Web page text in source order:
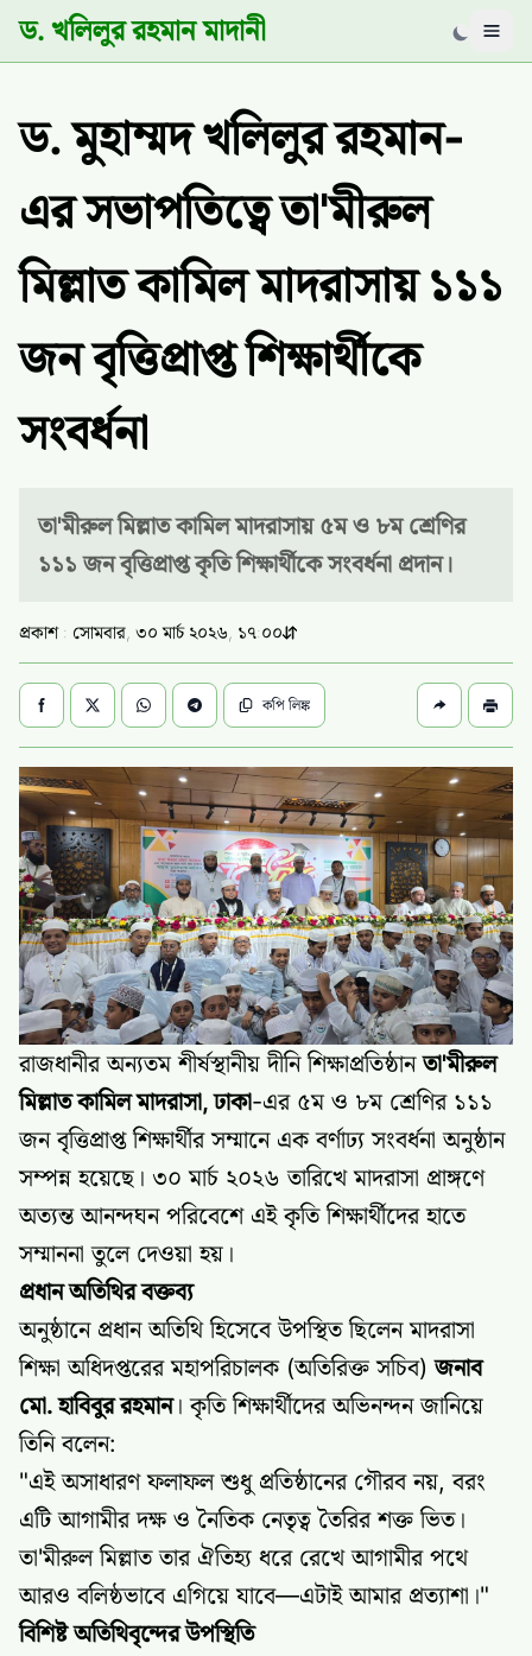
ড. খলিলুর রহমান মাদানী
ড. মুহাম্মদ খলিলুর রহমান-
এর সভাপতিত্বে তা'মীরুল
মিল্লাত কামিল মাদরাসায় ১১১
জন বৃত্তিপ্রাপ্ত শিক্ষার্থীকে
সংবর্ধনা
তা'মীরুল মিল্লাত কামিল মাদরাসায় ৫ম ও ৮ম শ্রেণির
১১১ জন বৃত্তিপ্রাপ্ত কৃতি শিক্ষার্থীকে সংবর্ধনা প্রদান।
প্রকাশ : সোমবার, ৩০ মার্চ ২০২৬, ১৭:০০
কপি লিঙ্ক
রাজধানীর অন্যতম শীর্ষস্থানীয় দীনি শিক্ষাপ্রতিষ্ঠানতা'মীরুল
মিল্লাত কামিল মাদরাসা, ঢাকা-এর ৫ম ও ৮ম শ্রেণির ১১১
জন বৃত্তিপ্রাপ্ত শিক্ষার্থীর সম্মানে এক বর্ণাঢ্য সংবর্ধনা অনুষ্ঠান
সম্পন্ন হয়েছে। ৩০ মার্চ ২০২৬ তারিখে মাদরাসা প্রাঙ্গণে
অত্যন্ত আনন্দঘন পরিবেশে এই কৃতি শিক্ষার্থীদের হাতে
সম্মাননা তুলে দেওয়া হয়।
প্রধান অতিথির বক্তব্য
অনুষ্ঠানে প্রধান অতিথি হিসেবে উপস্থিত ছিলেন মাদরাসা
শিক্ষা অধিদপ্তরের মহাপরিচালক (অতিরিক্ত সচিব)জনাব
মো. হাবিবুর রহমান। কৃতি শিক্ষার্থীদের অভিনন্দন জানিয়ে
তিনি বলেন:
"এই অসাধারণ ফলাফল শুধু প্রতিষ্ঠানের গৌরব নয়, বরং
এটি আগামীর দক্ষ ও নৈতিক নেতৃত্ব তৈরির শক্ত ভিত।
তা'মীরুল মিল্লাত তার ঐতিহ্য ধরে রেখে আগামীর পথে
আরও বলিষ্ঠভাবে এগিয়ে যাবে—এটাই আমার প্রত্যাশা।"
বিশিষ্ট অতিথিবৃন্দের উপস্থিতি